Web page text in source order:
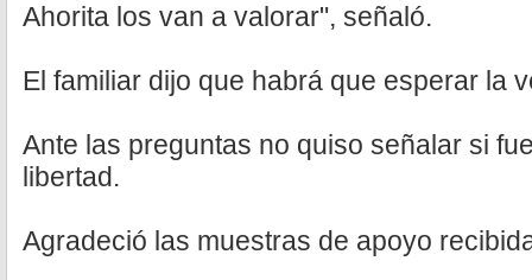
Ahorita los van a valorar", señaló.
El familiar dijo que habrá que esperar la
Ante las preguntas no quiso señalar si
libertad.
Agradeció las muestras de apoyo